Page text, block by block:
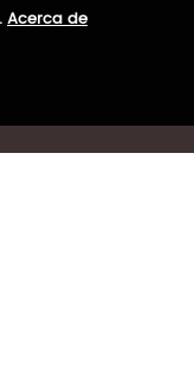
Acerca de